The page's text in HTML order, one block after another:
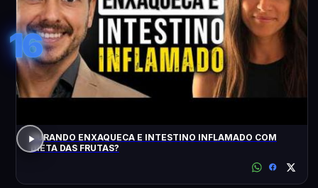
16
CURANDO ENXAQUECA E INTESTINO INFLAMADO COM
DIETA DAS FRUTAS?